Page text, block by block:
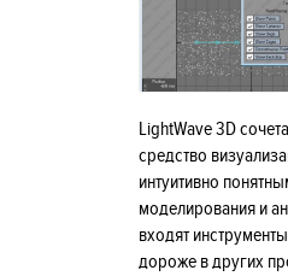
LightWave 3D
средство
интуитивно
моделирования и
входят
дороже в других